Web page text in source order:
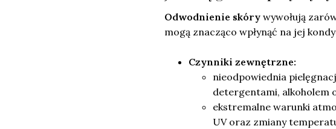
Odwodnienie skóry wywołują
mogą znacząco wpłynąć na jej
Czynniki zewnętrzne:
nieodpowiednia
detergentami, alkoholem
ekstremalne warunki
UV oraz zmiany